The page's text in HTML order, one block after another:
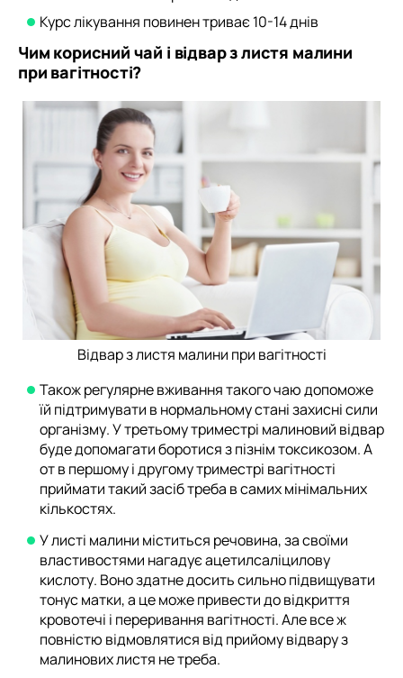
Курс лікування повинен триває 10-14 днів
Чим корисний чай і відвар з листя малини
при вагітності?
Відвар з листя малини при вагітності
Також регулярне вживання такого чаю допоможе
їй підтримувати в нормальному стані захисні сили
організму. У третьому триместрі малиновий відвар
буде допомагати боротися з пізнім токсикозом. А
от в першому і другому триместрі вагітності
приймати такий засіб треба в самих мінімальних
кількостях.
У листі малини міститься речовина, за своїми
властивостями нагадує ацетилсаліцилову
кислоту. Воно здатне досить сильно підвищувати
тонус матки, а це може привести до відкриття
кровотечі і переривання вагітності. Але все ж
повністю відмовлятися від прийому відвару з
малинових листя не треба.